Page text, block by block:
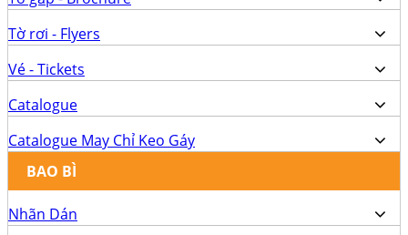
Tờ rơi - Flyers
Vé - Tickets
Catalogue
Catalogue May Chỉ Keo Gáy
BAO BÌ
Nhãn Dán